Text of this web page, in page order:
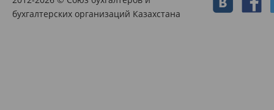
бухгалтерских организаций Казахстана